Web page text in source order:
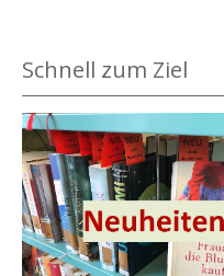
Schnell zum Ziel